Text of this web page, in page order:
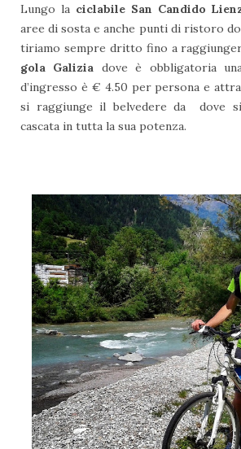
Lungo laciclabile San Candido
aree di sosta e anche punti di ristoro
tiriamo sempre dritto fino a
gola Galizia dove è obbligatoria
d’ingresso è € 4.50 per persona e
si raggiunge il belvedere da dove
cascata in tutta la sua potenza.